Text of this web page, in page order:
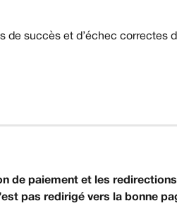
de succès et d’échec correctes
de paiement et les
pas redirigé vers la bonne